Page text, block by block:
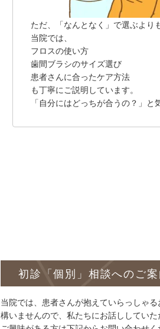
ただ、「なんとなく」で選ぶより
当院では、
フロスの使い方
歯間ブラシのサイズ選び
患者さんに合ったケア方法
も丁寧にご説明しています。
「自分にはどっちが合うの？」と
初診「個別」相談へのご案
当院では、患者さんが抱えていらっしゃ
構いませんので、私たちにお話ししていた